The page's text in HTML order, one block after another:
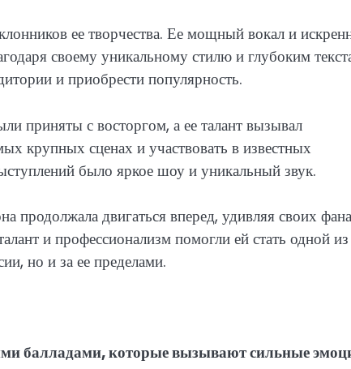
ее творчества. Ее мощный вокал и
своему уникальному стилю и глубоким
и приобрести популярность.
приняты с восторгом, а ее талант вызывал
крупных сценах и участвовать в известных
было яркое шоу и уникальный звук.
двигаться вперед, удивляя своих
и профессионализм помогли ей стать одной из
но и за ее пределами.
балладами, которые вызывают сильные